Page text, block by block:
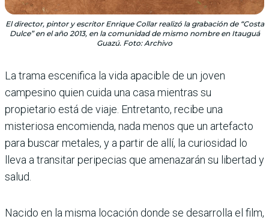
El director, pintor y escritor Enrique Collar realizó la grabación de “Costa
Dulce” en el año 2013, en la comunidad de mismo nombre en Itauguá
Guazú. Foto: Archivo
La trama escenifica la vida apacible de un joven
campesino quien cuida una casa mientras su
propietario está de viaje. Entretanto, recibe una
misteriosa encomienda, nada menos que un artefacto
para buscar metales, y a partir de allí, la curiosidad lo
lleva a transitar peripecias que amenazarán su libertad y
salud.
Nacido en la misma locación donde se desarrolla el film,